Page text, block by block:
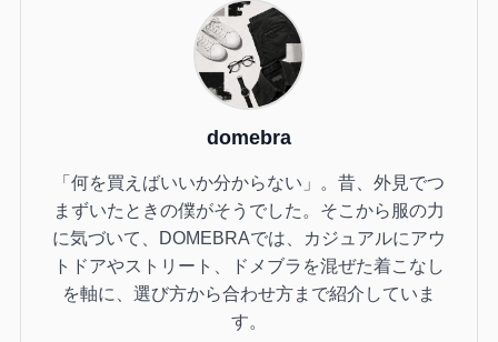
domebra
「何を買えばいいか分からない」。昔、外見でつ
まずいたときの僕がそうでした。そこから服の力
に気づいて、DOMEBRAでは、カジュアルにアウ
トドアやストリート、ドメブラを混ぜた着こなし
を軸に、選び方から合わせ方まで紹介していま
す。